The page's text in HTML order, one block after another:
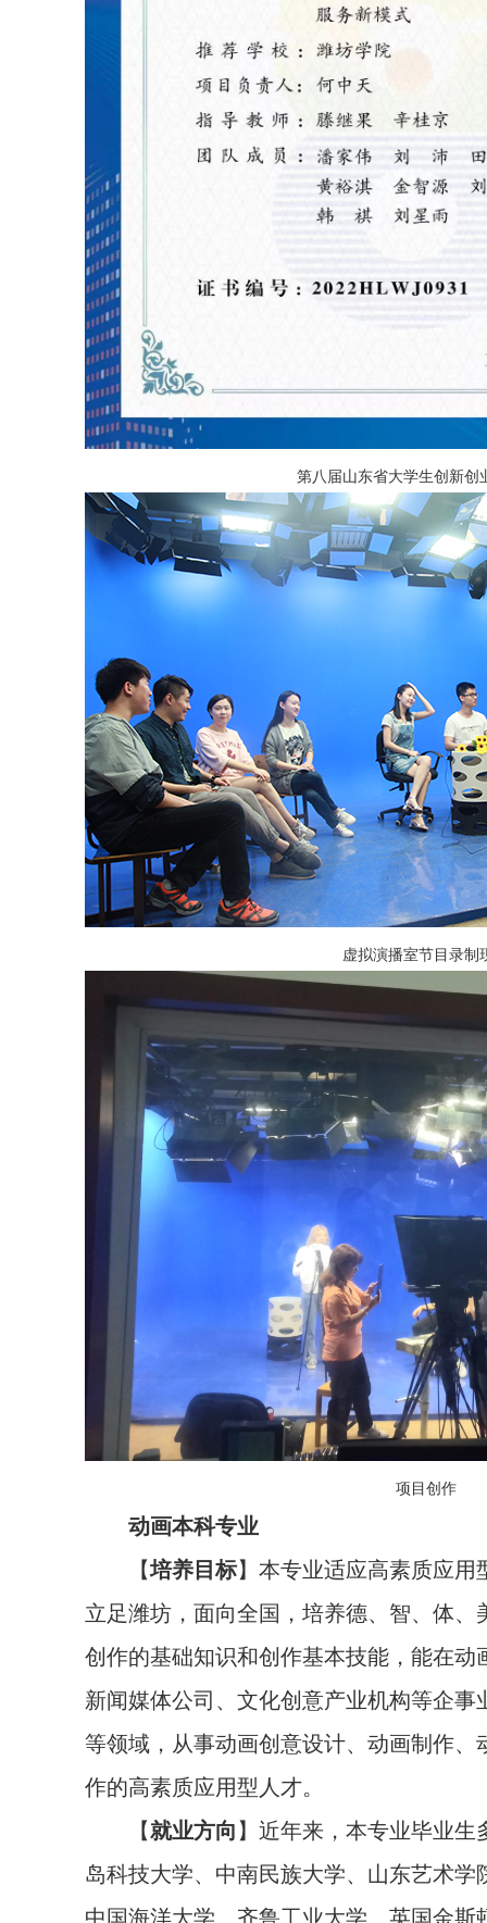
第八届山东省大学生创新创
虚拟演播室节目录制
项目创作
动画本科专业
【培养目标】本专业适应高素质应用
立足潍坊，面向全国，培养德、智、体、
创作的基础知识和创作基本技能，能在动
新闻媒体公司、文化创意产业机构等企事
等领域，从事动画创意设计、动画制作、
作的高素质应用型人才。
【就业方向 】近年来，本专业毕业
岛科技大学、中南民族大学、山东艺术学
中国海洋大学、齐鲁工业大学、英国金斯